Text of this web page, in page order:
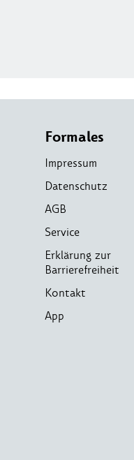
Formales
Impressum
Datenschutz
AGB
Service
Erklärung zur
Barrierefreiheit
Kontakt
App